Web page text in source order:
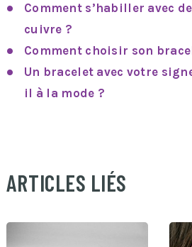
Comment s’habiller avec
cuivre ?
Comment choisir son
Un bracelet avec votre
il à la mode ?
ARTICLES LIÉS